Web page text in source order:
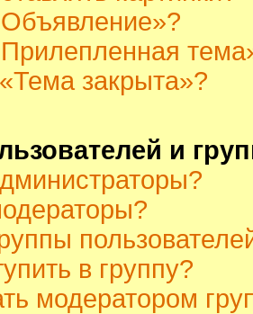
закрыта»?
и
в группу?
модератором